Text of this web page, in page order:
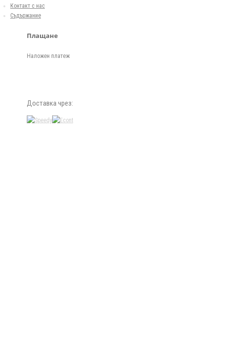
Контакт с нас
Съдържание
Плащане
Наложен платеж
Доставка чрез: